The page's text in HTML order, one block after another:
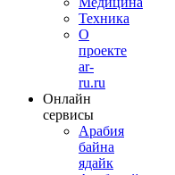
Техника
О
проекте
ar-
ru.ru
Онлайн
сервисы
Арабия
байна
ядайк